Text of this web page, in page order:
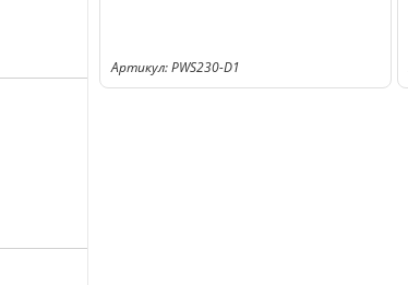
Артикул: PWS230-D1